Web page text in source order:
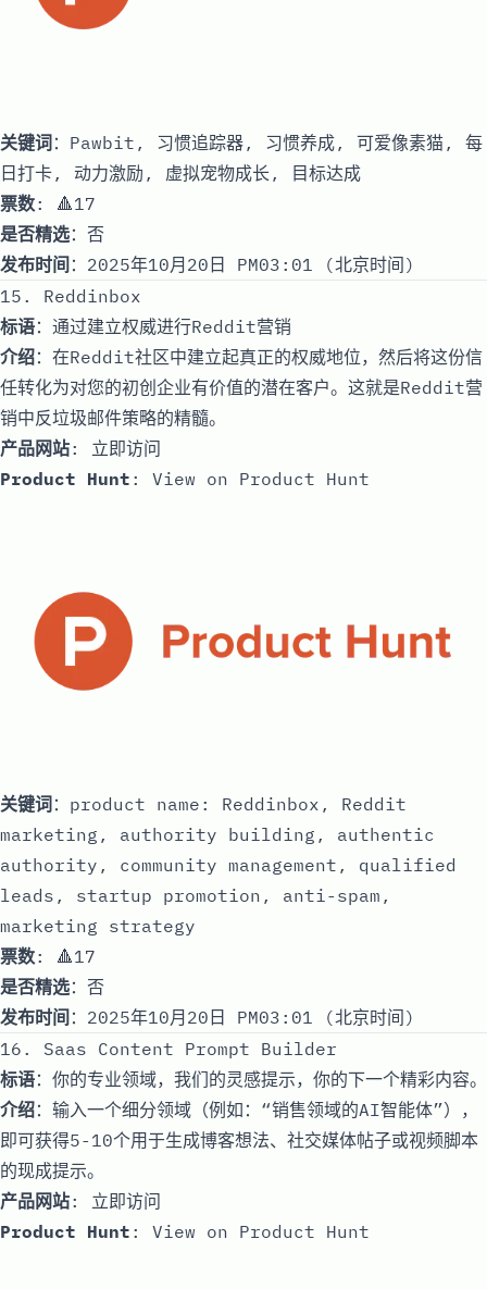
关键词 ：Pawbit, 习惯追踪器, 习惯养成, 可爱像素猫, 每
日打卡, 动力激励, 虚拟宠物成长, 目标达成
票数: 🔺17
是否精选：否
发布时间 ：2025年10月20日 PM03:01 (北京时间)
15. Reddinbox
标语：通过建立权威进行Reddit营销
介绍：在Reddit社区中建立起真正的权威地位，然后将这份信
任转化为对您的初创企业有价值的潜在客户。这就是Reddit营
销中反垃圾邮件策略的精髓。
产品网站: 立即访问
Product Hunt : View on Product Hunt
关键词：product name: Reddinbox, Reddit
marketing, authority building, authentic
authority, community management, qualified
leads, startup promotion, anti-spam,
marketing strategy
票数: 🔺17
是否精选：否
发布时间 ：2025年10月20日 PM03:01 (北京时间)
16. Saas Content Prompt Builder
标语：你的专业领域，我们的灵感提示，你的下一个精彩内容。
介绍：输入一个细分领域（例如：“销售领域的AI智能体”），
即可获得5-10个用于生成博客想法、社交媒体帖子或视频脚本
的现成提示。
产品网站: 立即访问
Product Hunt : View on Product Hunt